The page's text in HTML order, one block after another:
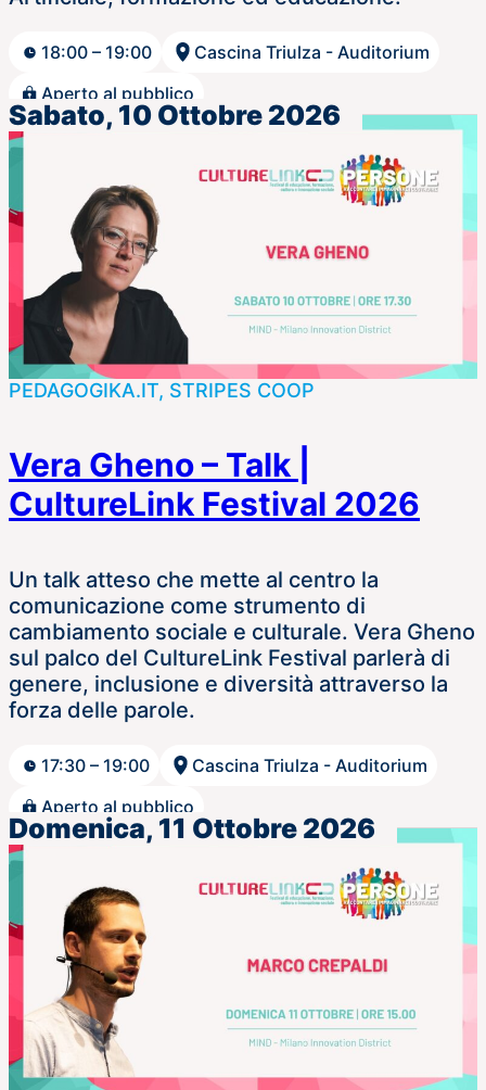
18:00 – 19:00
Cascina Triulza - Auditorium
Aperto al pubblico
Sabato, 10 Ottobre 2026
PEDAGOGIKA.IT, STRIPES COOP
Vera Gheno – Talk |
CultureLink Festival 2026
Un talk atteso che mette al centro la
comunicazione come strumento di
cambiamento sociale e culturale. Vera Gheno
sul palco del CultureLink Festival parlerà di
genere, inclusione e diversità attraverso la
forza delle parole.
17:30 – 19:00
Cascina Triulza - Auditorium
Aperto al pubblico
Domenica, 11 Ottobre 2026